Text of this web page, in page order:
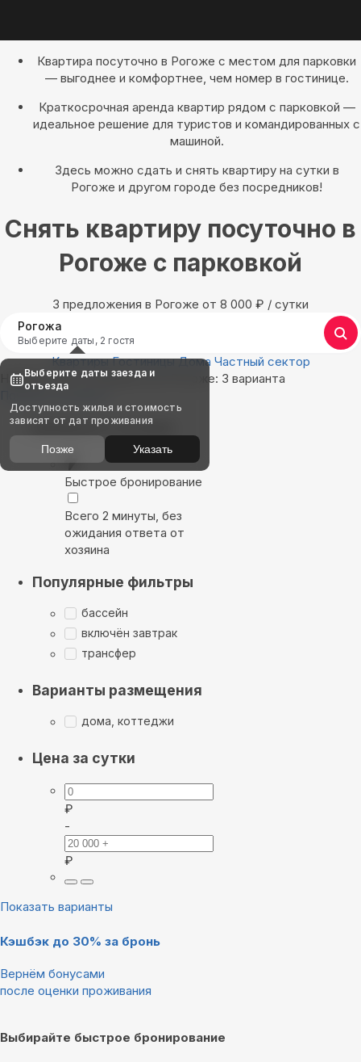
Квартира посуточно в Рогоже с местом для парковки
— выгоднее и комфортнее, чем номер в гостинице.
Краткосрочная аренда квартир рядом с парковкой —
идеальное решение для туристов и командированных с
машиной.
Здесь можно сдать и снять квартиру на сутки в
Рогоже и другом городе без посредников!
Снять квартиру посуточно в
Рогоже с парковкой
3 предложения в Рогоже oт 8 000 ₽ / сутки
Рогожа
Выберите даты, 2 гостя
Квартиры Гостиницы Дома Частный сектор
Найдём, где остановиться в Рогоже: 3 варианта
Показать на карте
Выбирайте лучшее
Быстрое бронирование
Всего 2 минуты, без
ожидания ответа от
хозяина
Популярные фильтры
бассейн
включён завтрак
трансфер
Варианты размещения
дома, коттеджи
Цена за сутки
₽
-
₽
Показать варианты
Кэшбэк до 30% за бронь
Вернём бонусами
после оценки проживания
Выбирайте быстрое бронирование
Выберите даты заезда и
отъезда
Доступность жилья и стоимость
зависят от дат проживания
Позже Указать